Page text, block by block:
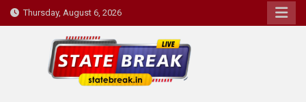
Skip
to
Thursday, August 6, 2026